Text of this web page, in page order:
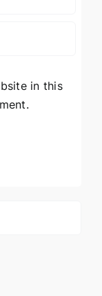
in this